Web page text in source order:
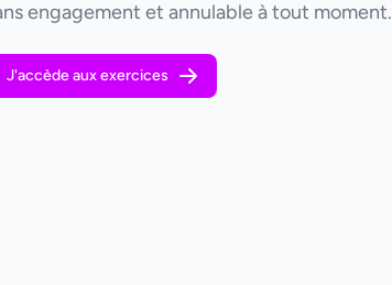
engagement et annulable à tout moment.
J'accède aux exercices